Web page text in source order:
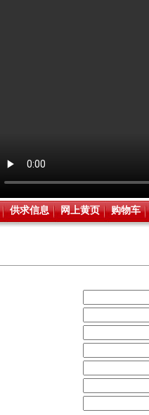
供求信息 网上黄页 购物车